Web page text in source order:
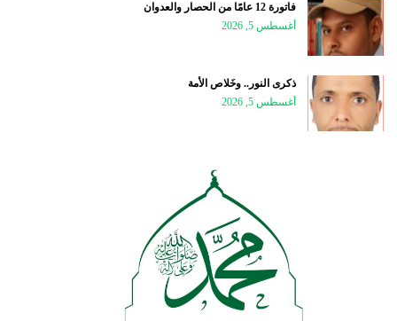
فاتورة 12 عامًا من الحصار والعدوان
أغسطس 5, 2026
ذكرى النور.. وخَلاص الأمة
أغسطس 5, 2026